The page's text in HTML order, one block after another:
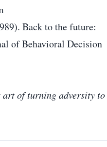
Back to the future:
of Behavioral Decision
art of turning adversity to